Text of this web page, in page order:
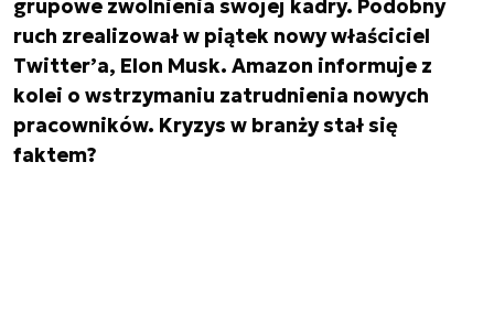
grupowe zwolnienia swojej kadry. Podobny
ruch zrealizował w piątek nowy właściciel
Twitter’a, Elon Musk. Amazon informuje z
kolei o wstrzymaniu zatrudnienia nowych
pracowników. Kryzys w branży stał się
faktem?